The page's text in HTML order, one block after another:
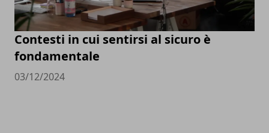
Contesti in cui sentirsi al sicuro è
fondamentale
03/12/2024